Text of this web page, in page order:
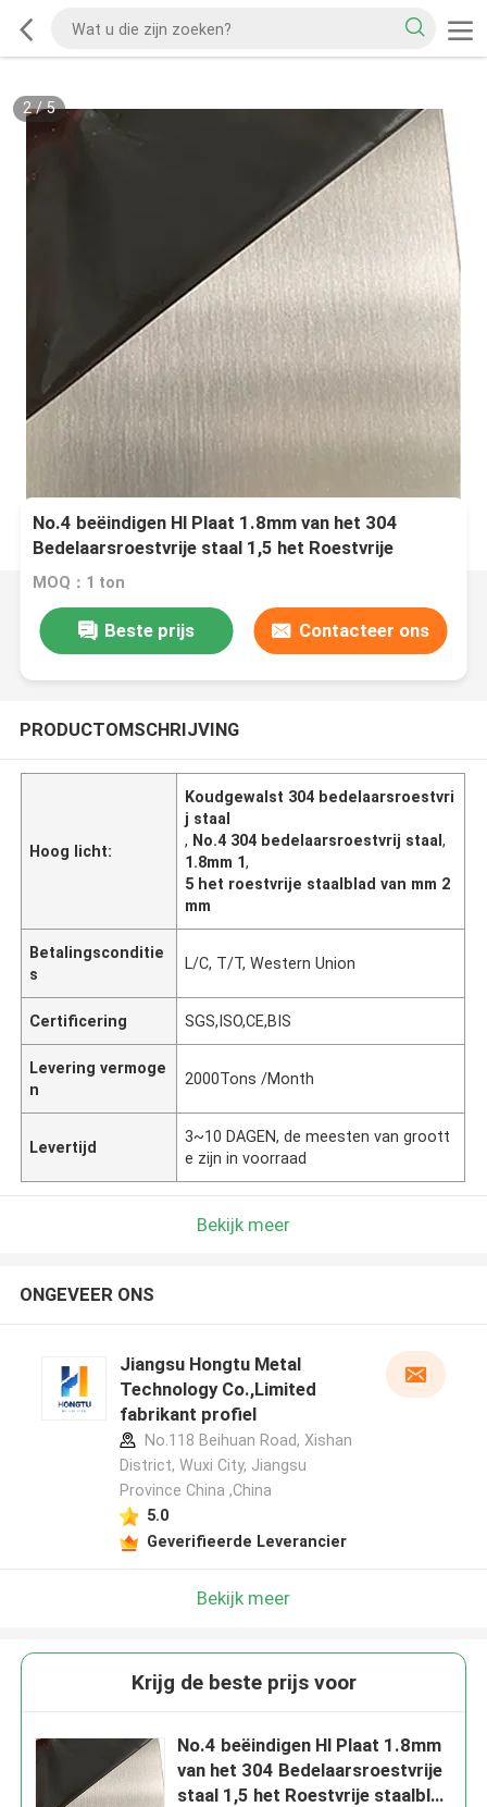
2/5
No.4 beëindigen Hl Plaat 1.8mm van het 304
Bedelaarsroestvrije staal 1,5 het Roestvrije
staalblad van Mm 2mm
MOQ：1 ton
Beste prijs Contacteer ons
PRODUCTOMSCHRIJVING
Hoog licht:
Koudgewalst 304 bedelaarsroestvri
j staal
, No.4 304 bedelaarsroestvrij staal,
1.8mm 1,
5 het roestvrije staalblad van mm 2
mm
Betalingsconditie
s
L/C, T/T, Western Union
Certificering SGS,ISO,CE,BIS
Levering vermoge
n
2000Tons /Month
Levertijd
3~10 DAGEN, de meesten van groott
e zijn in voorraad
Bekijk meer
ONGEVEER ONS
Jiangsu Hongtu Metal
Technology Co.,Limited
fabrikant profiel
No.118 Beihuan Road, Xishan
District, Wuxi City, Jiangsu
Province China ,China
5.0
Geverifieerde Leverancier
Bekijk meer
Krijg de beste prijs voor
No.4 beëindigen Hl Plaat 1.8mm
van het 304 Bedelaarsroestvrije
staal 1,5 het Roestvrije staalblad